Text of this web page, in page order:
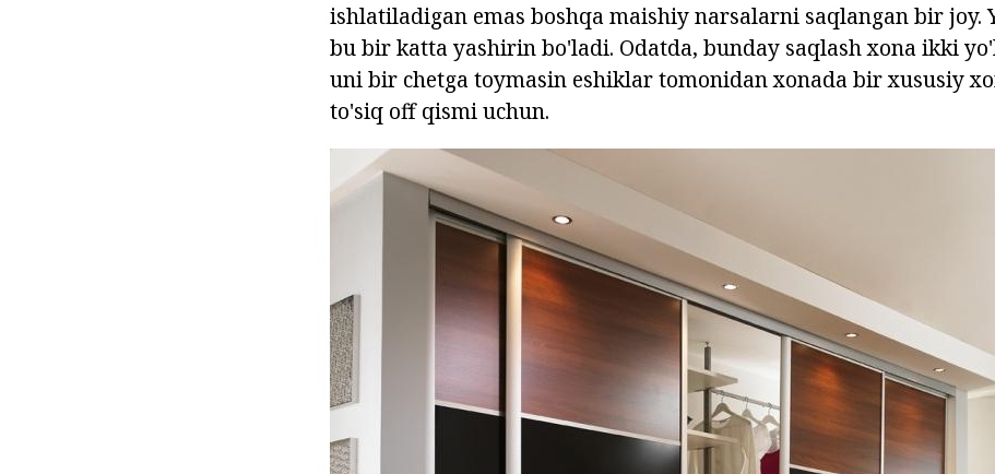
ishlatiladigan emas boshqa maishiy narsalarni saqlangan bir joy.
bu bir katta yashirin bo'ladi. Odatda, bunday saqlash xona ikki
uni bir chetga toymasin eshiklar tomonidan xonada bir xususiy
to'siq off qismi uchun.